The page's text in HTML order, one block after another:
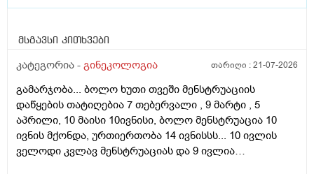
მსგავსი კითხვები
კატეგორია - გინეკოლოგია თარიღი :21-07-2026
გამარჯობა... ბოლო ხუთი თვეში მენსტრუაციის
დაწყების თატიღებია 7 თებერვალი , 9 მარტი , 5
აპრილი, 10 მაისი 10ივნისი, ბოლო მენსტრუაცია 10
ივნის მქონდა, ურთიერთობა 14 ივნისსს... 10 ივლის
ველოდი კვლავ მენსტრუაციას და 9 ივლია